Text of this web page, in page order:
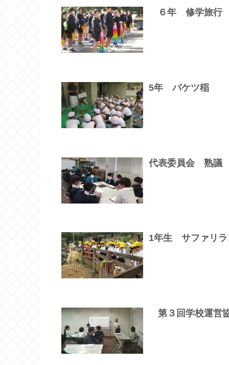
６年 修学旅行
5年 バケツ稲
代表委員会 熟議
1年生 サファリラ
第３回学校運営